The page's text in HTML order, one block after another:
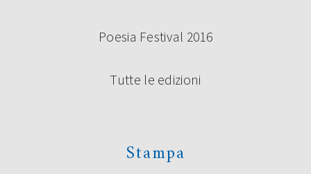
Poesia Festival 2016
Tutte le edizioni
Stampa